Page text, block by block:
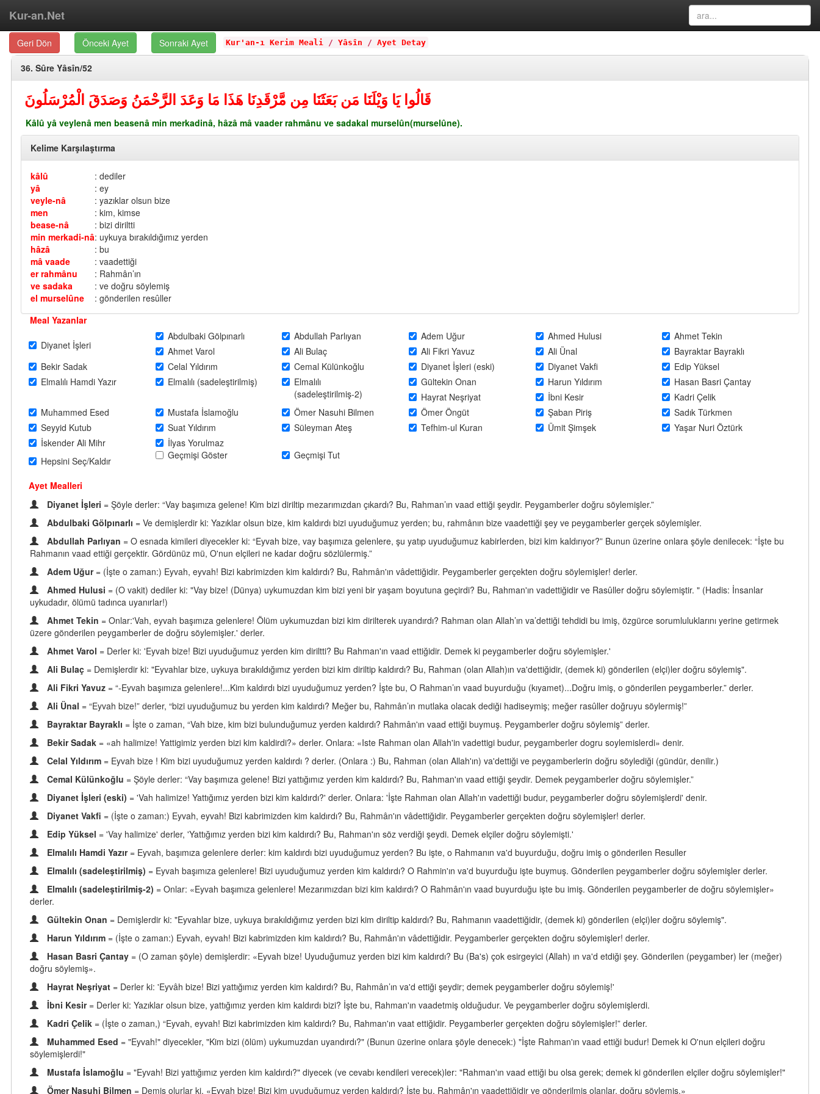
Kur-an.Net
Geri Dön Önceki Ayet Sonraki Ayet Kur'an-ı Kerim Meali / Yâsîn / Ayet Detay
36. Sûre Yâsîn/52
قَالُوا يَا وَيْلَنَا مَن بَعَثَنَا مِن مَّرْقَدِنَا هَذَا مَا وَعَدَ الرَّحْمَنُ وَصَدَقَ الْمُرْسَلُونَ
Kâlû yâ veylenâ men beasenâ min merkadinâ, hâzâ mâ vaader rahmânu ve sadakal murselûn(murselûne).
Kelime Karşılaştırma
kâlû
: dediler
yâ
: ey
veyle-nâ
: yazıklar olsun bize
men
: kim, kimse
bease-nâ
: bizi diriltti
min merkadi-nâ: uykuya bırakıldığımız yerden
hâzâ
: bu
mâ vaade
: vaadettiği
er rahmânu
: Rahmân’ın
ve sadaka
: ve doğru söylemiş
el murselûne
: gönderilen resûller
Meal Yazanlar
Diyanet İşleri
Abdulbaki Gölpınarlı Abdullah Parlıyan Adem Uğur Ahmed Hulusi
Ahmet Tekin
Ahmet Varol
Ali Bulaç Ali Fikri Yavuz Ali Ünal
Bayraktar Bayraklı
Bekir Sadak
Celal Yıldırım Cemal Külünkoğlu Diyanet İşleri (eski) Diyanet Vakfi
Edip Yüksel
Elmalılı Hamdi Yazır
Elmalılı (sadeleştirilmiş)
Elmalılı
(sadeleştirilmiş-2)
Gültekin Onan Harun Yıldırım
Hasan Basri Çantay
Hayrat Neşriyat
İbni Kesir
Kadri Çelik
Muhammed Esed
Mustafa İslamoğlu Ömer Nasuhi Bilmen Ömer Öngüt Şaban Piriş
Sadık Türkmen
Seyyid Kutub
Suat Yıldırım Süleyman Ateş Tefhim-ul Kuran Ümit Şimşek
Yaşar Nuri Öztürk
İskender Ali Mihr
İlyas Yorulmaz
Hepsini Seç/Kaldır
Geçmişi Göster Geçmişi Tut
Ayet Mealleri
Diyanet İşleri = Şöyle derler: “Vay başımıza gelene! Kim bizi diriltip mezarımızdan çıkardı? Bu, Rahman’ın vaad ettiği şeydir. Peygamberler doğru söylemişler.”
Abdulbaki Gölpınarlı = Ve demişlerdir ki: Yazıklar olsun bize, kim kaldırdı bizi uyuduğumuz yerden; bu, rahmânın bize vaadettiği şey ve peygamberler gerçek söylemişler.
Abdullah Parlıyan = O esnada kimileri diyecekler ki: “Eyvah bize, vay başımıza gelenlere, şu yatıp uyuduğumuz kabirlerden, bizi kim kaldırıyor?” Bunun üzerine onlara şöyle denilecek: “İşte bu
Rahmanın vaad ettiği gerçektir. Gördünüz mü, O'nun elçileri ne kadar doğru sözlülermiş.”
Adem Uğur = (İşte o zaman:) Eyvah, eyvah! Bizi kabrimizden kim kaldırdı? Bu, Rahmân'ın vâdettiğidir. Peygamberler gerçekten doğru söylemişler! derler.
Ahmed Hulusi = (O vakit) dediler ki: "Vay bize! (Dünya) uykumuzdan kim bizi yeni bir yaşam boyutuna geçirdi? Bu, Rahman'ın vadettiğidir ve Rasûller doğru söylemiştir. " (Hadis: İnsanlar
uykudadır, ölümü tadınca uyanırlar!)
Ahmet Tekin = Onlar:'Vah, eyvah başımıza gelenlere! Ölüm uykumuzdan bizi kim dirilterek uyandırdı? Rahman olan Allah’ın va’dettiği tehdidi bu imiş, özgürce sorumluluklarını yerine getirmek
üzere gönderilen peygamberler de doğru söylemişler.' derler.
Ahmet Varol = Derler ki: 'Eyvah bize! Bizi uyuduğumuz yerden kim diriltti? Bu Rahman'ın vaad ettiğidir. Demek ki peygamberler doğru söylemişler.'
Ali Bulaç = Demişlerdir ki: "Eyvahlar bize, uykuya bırakıldığımız yerden bizi kim diriltip kaldırdı? Bu, Rahman (olan Allah)ın va'dettiğidir, (demek ki) gönderilen (elçi)ler doğru söylemiş".
Ali Fikri Yavuz = “-Eyvah başımıza gelenlere!...Kim kaldırdı bizi uyuduğumuz yerden? İşte bu, O Rahman’ın vaad buyurduğu (kıyamet)...Doğru imiş, o gönderilen peygamberler.” derler.
Ali Ünal = “Eyvah bize!” derler, “bizi uyuduğumuz bu yerden kim kaldırdı? Meğer bu, Rahmân’ın mutlaka olacak dediği hadiseymiş; meğer rasûller doğruyu söylermiş!”
Bayraktar Bayraklı = İşte o zaman, “Vah bize, kim bizi bulunduğumuz yerden kaldırdı? Rahmân'ın vaad ettiği buymuş. Peygamberler doğru söylemiş” derler.
Bekir Sadak = «ah halimize! Yattigimiz yerden bizi kim kaldirdi?» derler. Onlara: «Iste Rahman olan Allah'in vadettigi budur, peygamberler dogru soylemislerdi» denir.
Celal Yıldırım = Eyvah bize ! Kim bizi uyuduğumuz yerden kaldırdı ? derler. (Onlara :) Bu, Rahman (olan Allah'ın) va'dettiği ve peygamberlerin doğru söylediği (gündür, denilir.)
Cemal Külünkoğlu = Şöyle derler: “Vay başımıza gelene! Bizi yattığımız yerden kim kaldırdı? Bu, Rahman'ın vaad ettiği şeydir. Demek peygamberler doğru söylemişler.”
Diyanet İşleri (eski) = 'Vah halimize! Yattığımız yerden bizi kim kaldırdı?' derler. Onlara: 'İşte Rahman olan Allah'ın vadettiği budur, peygamberler doğru söylemişlerdi' denir.
Diyanet Vakfi = (İşte o zaman:) Eyvah, eyvah! Bizi kabrimizden kim kaldırdı? Bu, Rahmân'ın vâdettiğidir. Peygamberler gerçekten doğru söylemişler! derler.
Edip Yüksel = 'Vay halimize' derler, 'Yattığımız yerden bizi kim kaldırdı? Bu, Rahman'ın söz verdiği şeydi. Demek elçiler doğru söylemişti.'
Elmalılı Hamdi Yazır = Eyvah, başımıza gelenlere derler: kim kaldırdı bizi uyuduğumuz yerden? Bu işte, o Rahmanın va'd buyurduğu, doğru imiş o gönderilen Resuller
Elmalılı (sadeleştirilmiş) = Eyvah başımıza gelenlere! Bizi uyuduğumuz yerden kim kaldırdı? O Rahmin'ın va'd buyurduğu işte buymuş. Gönderilen peygamberler doğru söylemişler derler.
Elmalılı (sadeleştirilmiş-2) = Onlar: «Eyvah başımıza gelenlere! Mezarımızdan bizi kim kaldırdı? O Rahmân'ın vaad buyurduğu işte bu imiş. Gönderilen peygamberler de doğru söylemişler»
derler.
Gültekin Onan = Demişlerdir ki: "Eyvahlar bize, uykuya bırakıldığımız yerden bizi kim diriltip kaldırdı? Bu, Rahmanın vaadettiğidir, (demek ki) gönderilen (elçi)ler doğru söylemiş".
Harun Yıldırım = (İşte o zaman:) Eyvah, eyvah! Bizi kabrimizden kim kaldırdı? Bu, Rahmân'ın vâdettiğidir. Peygamberler gerçekten doğru söylemişler! derler.
Hasan Basri Çantay = (O zaman şöyle) demişlerdir: «Eyvah bize! Uyuduğumuz yerden bizi kim kaldırdı? Bu (Ba's) çok esirgeyici (Allah) ın va'd etdiği şey. Gönderilen (peygamber) ler (meğer)
doğru söylemiş».
Hayrat Neşriyat = Derler ki: 'Eyvâh bize! Bizi yattığımız yerden kim kaldırdı? Bu, Rahmân’ın va'd ettiği şeydir; demek peygamberler doğru söylemiş!'
İbni Kesir = Derler ki: Yazıklar olsun bize, yattığımız yerden kim kaldırdı bizi? İşte bu, Rahman'ın vaadetmiş olduğudur. Ve peygamberler doğru söylemişlerdi.
Kadri Çelik = (İşte o zaman,) “Eyvah, eyvah! Bizi kabrimizden kim kaldırdı? Bu, Rahman'ın vaat ettiğidir. Peygamberler gerçekten doğru söylemişler!” derler.
Muhammed Esed = "Eyvah!" diyecekler, "Kim bizi (ölüm) uykumuzdan uyandırdı?" (Bunun üzerine onlara şöyle denecek:) "İşte Rahman'ın vaad ettiği budur! Demek ki O'nun elçileri doğru
söylemişlerdi!"
Mustafa İslamoğlu = "Eyvah! Bizi yattığımız yerden kim kaldırdı?" diyecek (ve cevabı kendileri verecek)ler: "Rahman'ın vaad ettiği bu olsa gerek; demek ki gönderilen elçiler doğru söylemişler!"
Ömer Nasuhi Bilmen = Demiş olurlar ki, «Eyvah bize! Bizi kim uyuduğumuz yerden kaldırdı? İşte bu, Rahmân'ın vaadettiğidir ve gönderilmiş olanlar, doğru söylemiş.»